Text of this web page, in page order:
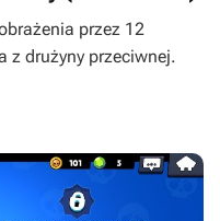
przez 12
z drużyny przeciwnej.